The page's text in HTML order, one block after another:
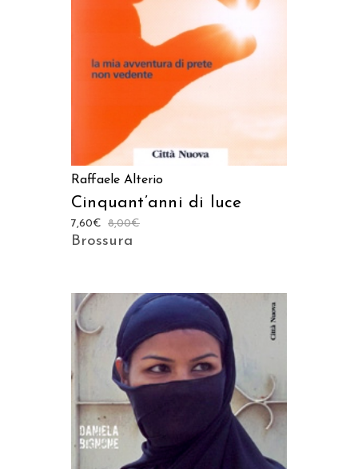
Raffaele Alterio
Cinquant’anni di luce
8,00€
7,60€
Brossura
AGGIUNGI AL CARRELLO